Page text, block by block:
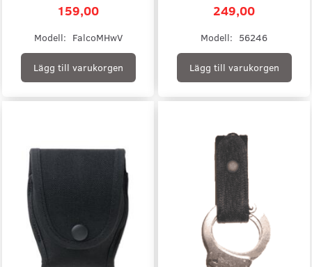
159,00
Modell: FalcoMHwV
Lägg till varukorgen
249,00
Modell: 56246
Lägg till varukorgen